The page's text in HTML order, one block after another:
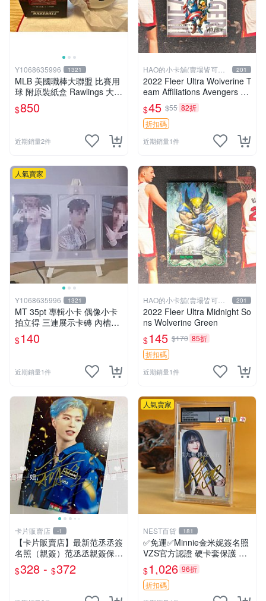
Y1068635996 1321
MLB 美國職棒大聯盟 比賽用
球 附原裝紙盒 Rawlings 大谷
翔平 洛杉磯道奇隊
$850
近期銷量2件
HAO的小卡舖(賣場皆可議
價
201
2022 Fleer Ultra Wolverine T
eam Affiliations Avengers Un
ity Squad
$45 $55 82折
折扣碼
近期銷量1件
人氣賣家
Y1068635996 1321
MT 35pt 專輯小卡 偶像小卡
拍立得 三連展示卡磚 內槽5.9
*8.8cm 防彈少年團 BTS 追星
韓星
$140
近期銷量1件
HAO的小卡舖(賣場皆可議
價
201
2022 Fleer Ultra Midnight So
ns Wolverine Green
$145 $170 85折
折扣碼
近期銷量1件
卡片販賣店 -1
【卡片販賣店】最新范丞丞簽
名照（親簽）范丞丞親簽保真
親筆親簽
$328 - $372
人氣賣家
NEST百貨 181
✅免運✅Minnie金米妮簽名照
VZS官方認證 硬卡套保護 實
物拍攝 現貨速發 追星禮物 粉
絲珍藏 品相完好 非誠勿擾
$1,026 96折
折扣碼